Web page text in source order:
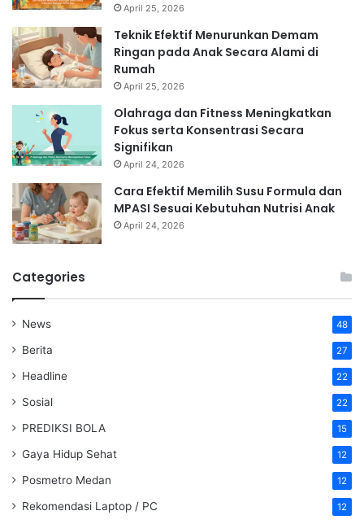
April 25, 2026
Teknik Efektif Menurunkan Demam
Ringan pada Anak Secara Alami di
Rumah
April 25, 2026
Olahraga dan Fitness Meningkatkan
Fokus serta Konsentrasi Secara
Signifikan
April 24, 2026
Cara Efektif Memilih Susu Formula dan
MPASI Sesuai Kebutuhan Nutrisi Anak
April 24, 2026
Categories
News 48
Berita 27
Headline 22
Sosial 22
PREDIKSI BOLA 15
Gaya Hidup Sehat 12
Posmetro Medan 12
Rekomendasi Laptop / PC 12